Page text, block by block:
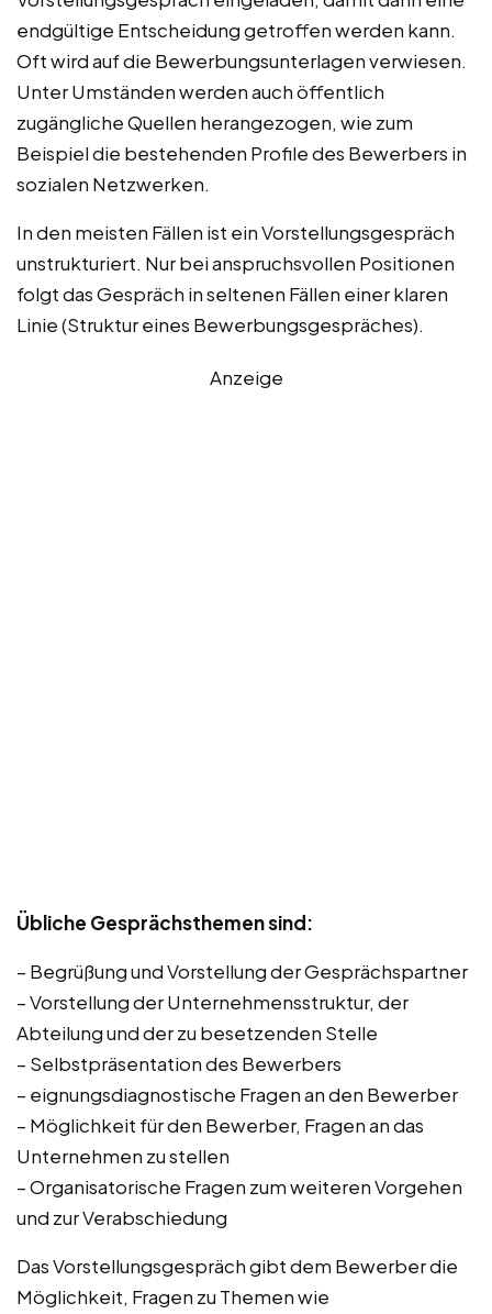
endgültige Entscheidung getroffen werden kann.
Oft wird auf die Bewerbungsunterlagen verwiesen.
Unter Umständen werden auch öffentlich
zugängliche Quellen herangezogen, wie zum
Beispiel die bestehenden Profile des Bewerbers in
sozialen Netzwerken.
In den meisten Fällen ist ein Vorstellungsgespräch
unstrukturiert. Nur bei anspruchsvollen Positionen
folgt das Gespräch in seltenen Fällen einer klaren
Linie (Struktur eines Bewerbungsgespräches).
Anzeige
Übliche Gesprächsthemen sind:
– Begrüßung und Vorstellung der Gesprächspartner
– Vorstellung der Unternehmensstruktur, der
Abteilung und der zu besetzenden Stelle
– Selbstpräsentation des Bewerbers
– eignungsdiagnostische Fragen an den Bewerber
– Möglichkeit für den Bewerber, Fragen an das
Unternehmen zu stellen
– Organisatorische Fragen zum weiteren Vorgehen
und zur Verabschiedung
Das Vorstellungsgespräch gibt dem Bewerber die
Möglichkeit, Fragen zu Themen wie